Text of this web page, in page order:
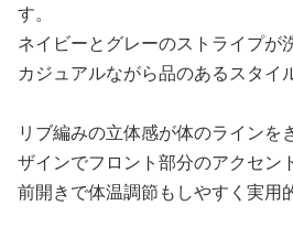
す。
ネイビーとグレーのストライプが
カジュアルながら品のあるスタイ
リブ編みの立体感が体のラインを
ザインでフロント部分のアクセン
前開きで体温調節もしやすく実用